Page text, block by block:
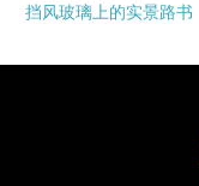
挡风玻璃上的实景路书